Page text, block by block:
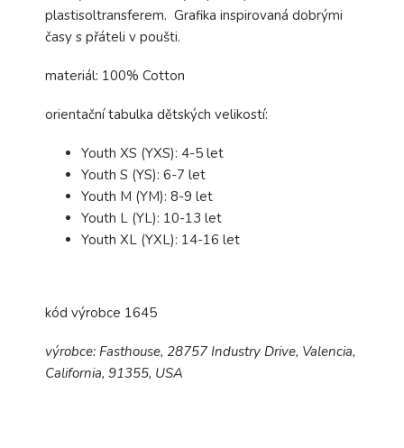
plastisoltransferem. Grafika inspirovaná dobrými
časy s přáteli v poušti.
materiál: 100% Cotton
orientační tabulka dětských velikostí:
Youth XS (YXS): 4-5 let
Youth S (YS): 6-7 let
Youth M (YM): 8-9 let
Youth L (YL): 10-13 let
Youth XL (YXL): 14-16 let
kód výrobce 1645
výrobce: Fasthouse, 28757 Industry Drive, Valencia,
California, 91355, USA